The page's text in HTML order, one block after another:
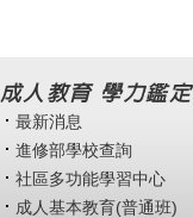
成人教育 學力鑑定
最新消息
進修部學校查詢
社區多功能學習中心
成人基本教育(普通班)